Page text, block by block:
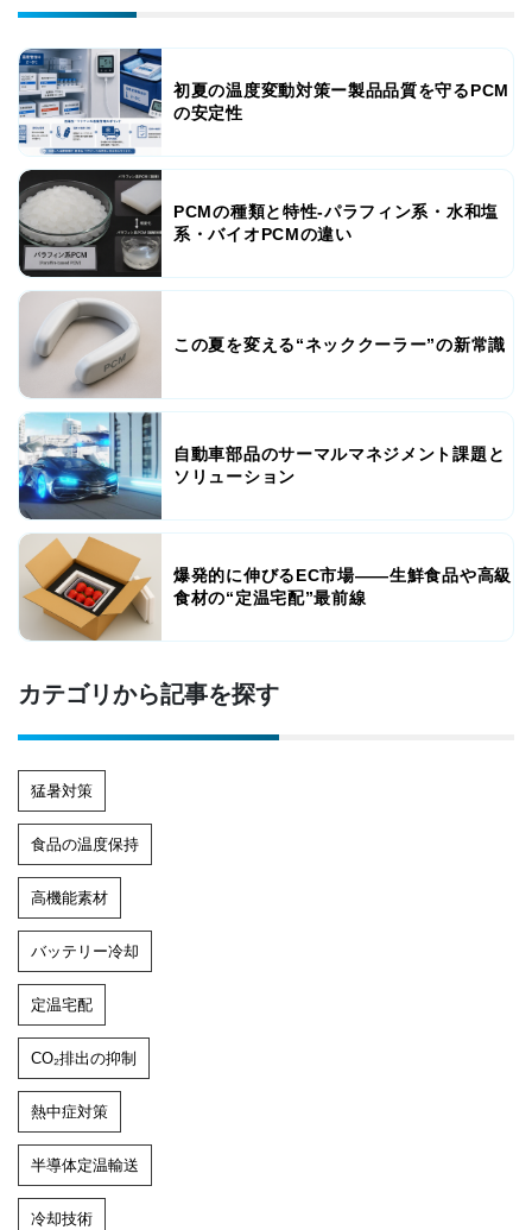
初夏の温度変動対策ー製品品質を守るPCM
の安定性
PCMの種類と特性-パラフィン系・水和塩
系・バイオPCMの違い
この夏を変える“ネッククーラー”の新常識
自動車部品のサーマルマネジメント課題と
ソリューション
爆発的に伸びるEC市場――生鮮食品や高級
食材の“定温宅配”最前線
カテゴリから記事を探す
猛暑対策
食品の温度保持
高機能素材
バッテリー冷却
定温宅配
CO₂排出の抑制
熱中症対策
半導体定温輸送
冷却技術